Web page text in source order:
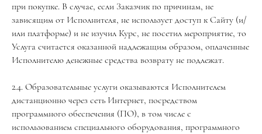
при покупке. В случае, если Заказчик по причинам, не
зависящим от Исполнителя, не использует доступ к Сайту (и/
или платформе) и не изучил Курс, не посетил мероприятие, то
Услуга считается оказанной надлежащим образом, оплаченные
Исполнителю денежные средства возврату не подлежат.
2.4. Образовательные услуги оказываются Исполнителем
дистанционно через сеть Интернет, посредством
программного обеспечения (ПО), в том числе с
использованием специального оборудования, программного